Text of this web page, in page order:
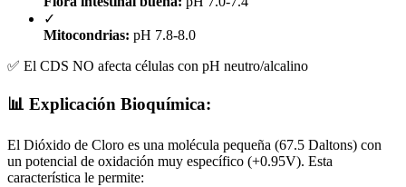
✓
Mitocondrias: pH 7.8-8.0
✅ El CDS NO afecta células con pH neutro/alcalino
📊 Explicación Bioquímica:
El Dióxido de Cloro es una molécula pequeña (67.5 Daltons) con
un potencial de oxidación muy específico (+0.95V). Esta
característica le permite: